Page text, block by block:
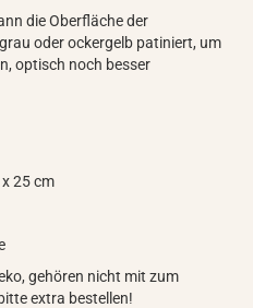
die Oberfläche der
oder ockergelb patiniert, um
optisch noch besser
25 cm
gehören nicht mit zum
extra bestellen!